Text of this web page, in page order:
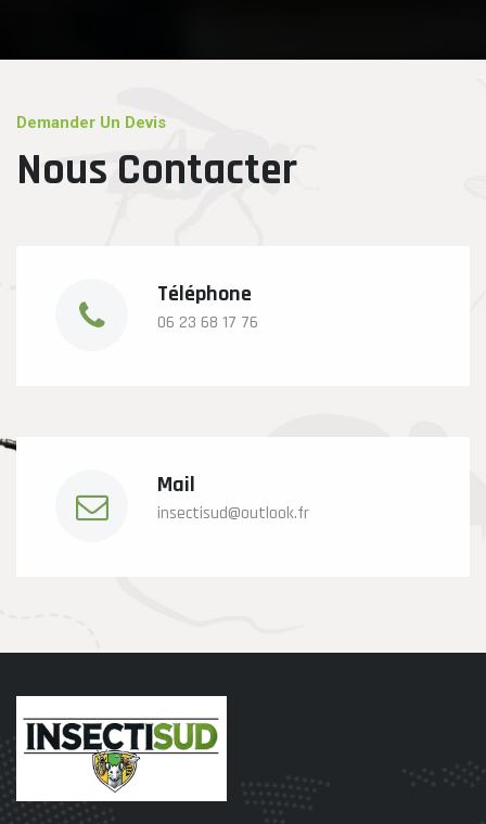
Demander Un Devis
Nous Contacter
Téléphone
06 23 68 17 76
Mail
insectisud@outlook.fr